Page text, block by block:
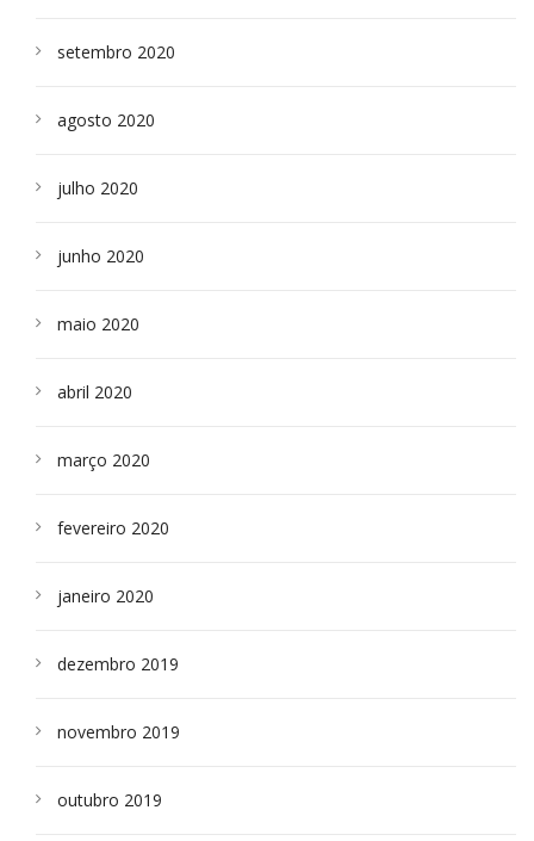
setembro 2020
agosto 2020
julho 2020
junho 2020
maio 2020
abril 2020
março 2020
fevereiro 2020
janeiro 2020
dezembro 2019
novembro 2019
outubro 2019